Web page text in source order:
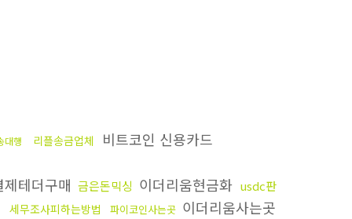
대행 리플송금업체 비트코인 신용카드
테더구매 금은돈믹싱 이더리움현금화 usdc판
세무조사피하는방법 파이코인사는곳 이더리움사는곳